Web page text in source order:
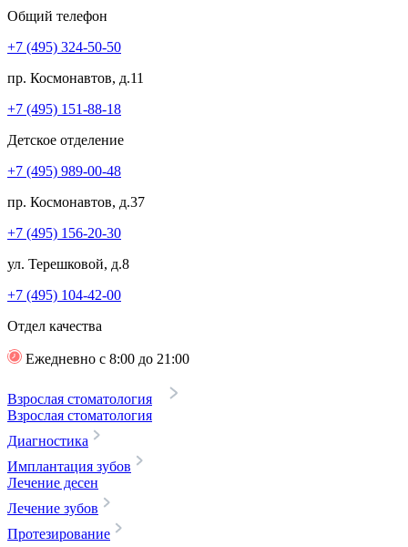
Общий телефон
+7 (495) 324-50-50
пр. Космонавтов, д.11
+7 (495) 151-88-18
Детское отделение
+7 (495) 989-00-48
пр. Космонавтов, д.37
+7 (495) 156-20-30
ул. Терешковой, д.8
+7 (495) 104-42-00
Отдел качества
Ежедневно с 8:00 до 21:00
Взрослая стоматология
Взрослая стоматология
Диагностика
Имплантация зубов
Лечение десен
Лечение зубов
Протезирование